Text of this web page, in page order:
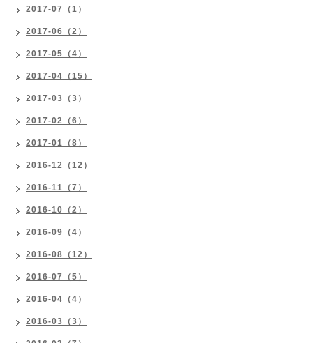
2017-07（1）
2017-06（2）
2017-05（4）
2017-04（15）
2017-03（3）
2017-02（6）
2017-01（8）
2016-12（12）
2016-11（7）
2016-10（2）
2016-09（4）
2016-08（12）
2016-07（5）
2016-04（4）
2016-03（3）